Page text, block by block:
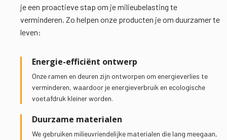
je een proactieve stap om je milieubelasting te
verminderen. Zo helpen onze producten je om duurzamer te
leven:
Energie-efficiënt ontwerp
Onze ramen en deuren zijn ontworpen om energieverlies te
verminderen, waardoor je energieverbruik en ecologische
voetafdruk kleiner worden.
Duurzame materialen
We gebruiken milieuvriendelijke materialen die lang meegaan,